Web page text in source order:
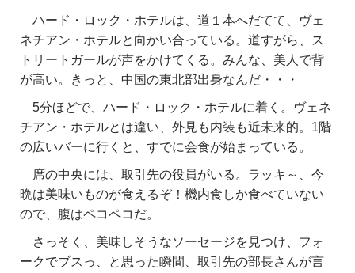
ハード・ロック・ホテルは、道１本へだてて、ヴェ
ネチアン・ホテルと向かい合っている。道すがら、ス
トリートガールが声をかけてくる。みんな、美人で背
が高い。きっと、中国の東北部出身なんだ・・・
5分ほどで、ハード・ロック・ホテルに着く。ヴェネ
チアン・ホテルとは違い、外見も内装も近未来的。1階
の広いバーに行くと、すでに会食が始まっている。
席の中央には、取引先の役員がいる。ラッキ～、今
晩は美味いものが食えるぞ！機内食しか食べていない
ので、腹はペコペコだ。
さっそく、美味しそうなソーセージを見つけ、フォ
ークでブスっ、と思った瞬間、取引先の部長さんが言